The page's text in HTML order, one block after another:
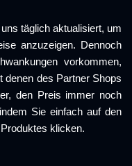
täglich aktualisiert, um
anzuzeigen. Dennoch
vorkommen,
des Partner Shops
den Preis immer noch
Sie einfach auf den
klicken.